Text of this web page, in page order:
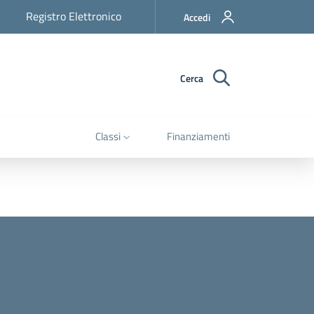
Registro Elettronico Accedi
Cerca
Classi Finanziamenti